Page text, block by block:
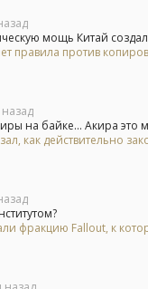
мощь Китай создал
правила против
на байке... Акира это
как действительно
фракцию Fallout, к